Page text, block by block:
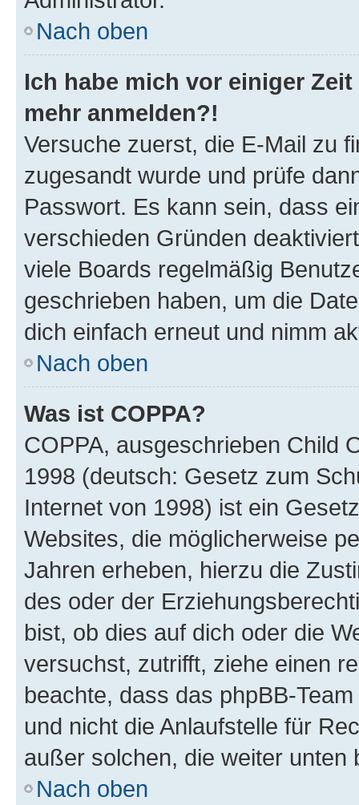
Nach oben
Ich habe mich vor einiger
mehr anmelden?!
Versuche zuerst, die E-Mail zu
zugesandt wurde und prüfe
Passwort. Es kann sein, dass
verschieden Gründen
viele Boards regelmäßig
geschrieben haben, um die
dich einfach erneut und nimm
Nach oben
Was ist COPPA?
COPPA, ausgeschrieben Child
1998 (deutsch: Gesetz zum
Internet von 1998) ist ein
Websites, die möglicherweise
Jahren erheben, hierzu die
des oder der
bist, ob dies auf dich oder die
versuchst, zutrifft, ziehe einen
beachte, dass das phpBB-
und nicht die Anlaufstelle für
außer solchen, die weiter unten
Nach oben